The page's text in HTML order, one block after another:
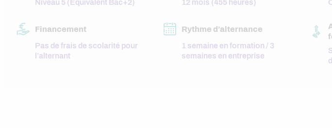
Niveau 5 (Équivalent Bac+2) 12 mois (455 heures)
Financement
Pas de frais de scolarité pour
l’alternant
Rythme d’alternance
1 semaine en formation / 3
semaines en entreprise